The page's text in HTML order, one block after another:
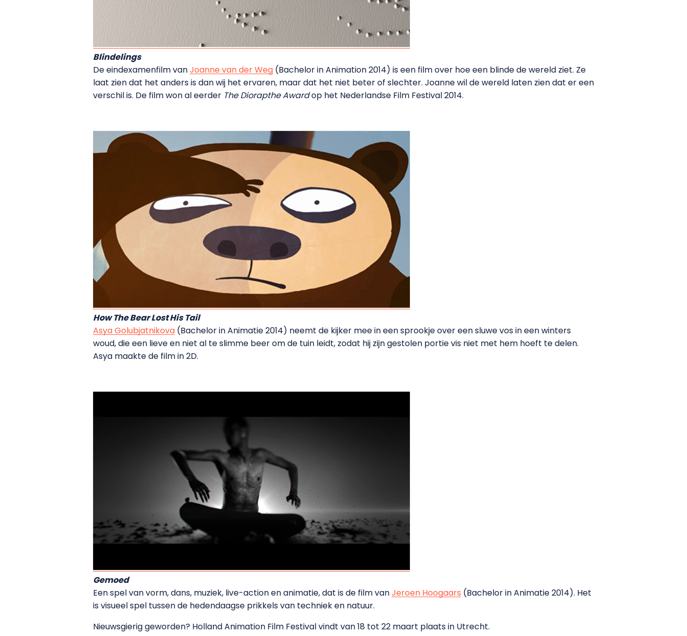
Blindelings
De eindexamenfilm vanJoanne van der Weg (Bachelor in Animation 2014) is een film over hoe een blinde de wereld ziet. Ze
laat zien dat het anders is dan wij het ervaren, maar dat het niet beter of slechter. Joanne wil de wereld laten zien dat er een
verschil is. De film won al eerder The Diorapthe Awardop het Nederlandse Film Festival 2014.
How The Bear Lost His Tail
Asya Golubjatnikova (Bachelor in Animatie 2014) neemt de kijker mee in een sprookje over een sluwe vos in een winters
woud, die een lieve en niet al te slimme beer om de tuin leidt, zodat hij zijn gestolen portie vis niet met hem hoeft te delen.
Asya maakte de film in 2D.
Gemoed
Een spel van vorm, dans, muziek, live-action en animatie, dat is de film vanJeroen Hoogaars (Bachelor in Animatie 2014). Het
is visueel spel tussen de hedendaagse prikkels van techniek en natuur.
Nieuwsgierig geworden? Holland Animation Film Festival vindt van 18 tot 22 maart plaats in Utrecht.